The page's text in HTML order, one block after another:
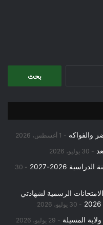
والفواكه 1 أغسطس، 2026
30 يوليو، 2026
2026-2027
30
الرسمية لشهادتي
30 يوليو، 2026
المسيلة 29 يوليو، 2026